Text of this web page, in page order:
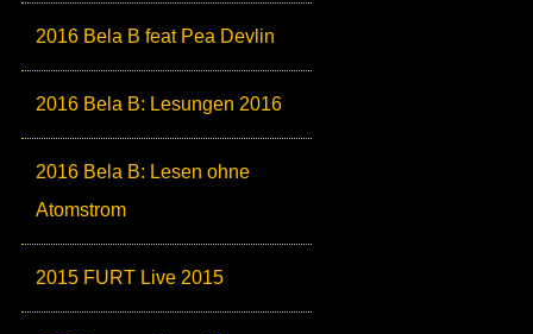
2016 Bela B feat Pea Devlin
2016 Bela B: Lesungen 2016
2016 Bela B: Lesen ohne
Atomstrom
2015 FURT Live 2015